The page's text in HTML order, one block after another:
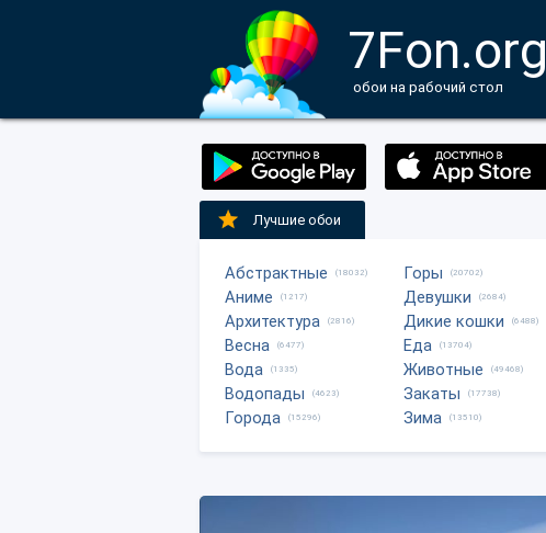
7Fon.org
обои на рабочий стол
Лучшие обои
Абстрактные (18032)
Аниме (1217)
Архитектура (2816)
Весна (6477)
Вода (1335)
Водопады (4623)
Города (15296)
Горы (20702)
Девушки (2684)
Дикие кошки (6488)
Еда (13704)
Животные (49468)
Закаты (17738)
Зима (13510)